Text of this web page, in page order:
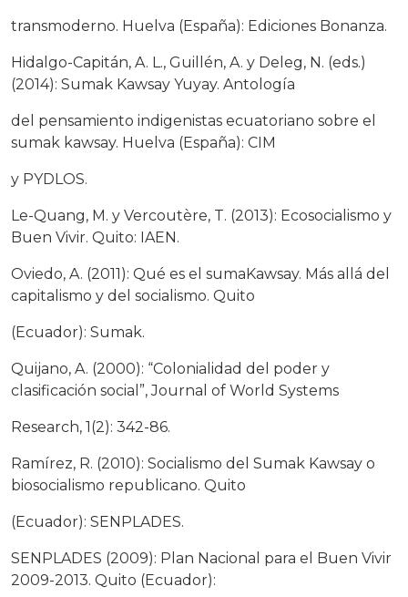
transmoderno. Huelva (España): Ediciones Bonanza.
Hidalgo-Capitán, A. L., Guillén, A. y Deleg, N. (eds.)
(2014): Sumak Kawsay Yuyay. Antología
del pensamiento indigenistas ecuatoriano sobre el
sumak kawsay. Huelva (España): CIM
y PYDLOS.
Le-Quang, M. y Vercoutère, T. (2013): Ecosocialismo y
Buen Vivir. Quito: IAEN.
Oviedo, A. (2011): Qué es el sumaKawsay. Más allá del
capitalismo y del socialismo. Quito
(Ecuador): Sumak.
Quijano, A. (2000): “Colonialidad del poder y
clasificación social”, Journal of World Systems
Research, 1(2): 342-86.
Ramírez, R. (2010): Socialismo del Sumak Kawsay o
biosocialismo republicano. Quito
(Ecuador): SENPLADES.
SENPLADES (2009): Plan Nacional para el Buen Vivir
2009-2013. Quito (Ecuador):